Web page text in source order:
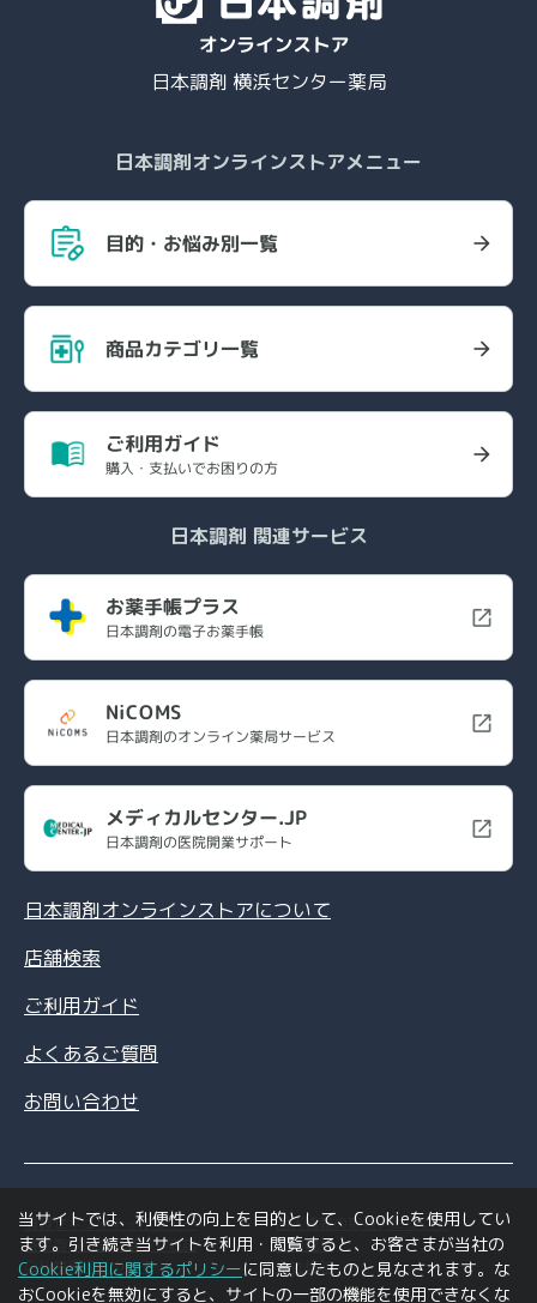
日本調剤 横浜センター薬局
日本調剤オンラインストアメニュー
目的・お悩み別一覧
商品カテゴリ一覧
ご利用ガイド
購入・支払いでお困りの方
日本調剤 関連サービス
お薬手帳プラス
日本調剤の電子お薬手帳
NiCOMS
日本調剤のオンライン薬局サービス
メディカルセンター.JP
日本調剤の医院開業サポート
日本調剤オンラインストアについて
店舗検索
ご利用ガイド
よくあるご質問
お問い合わせ
情報セキュリティポリシー
個人情報の取扱いについて
特定商取引法に基づく表記
利用規約
ご利用環境について
会社情報
当サイトでは、利便性の向上を目的として、Cookieを使用してい
ます。引き続き当サイトを利用・閲覧すると、お客さまが当社の
Cookie利用に関するポリシーに同意したものと見なされます。な
おCookieを無効にすると、サイトの一部の機能を使用できなくな